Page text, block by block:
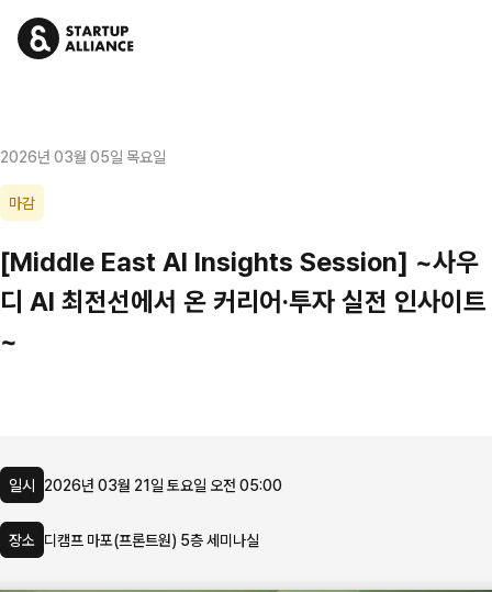
2026년 03월 05일 목요일
마감
[Middle East AI Insights Session] ~사우
디 AI 최전선에서 온 커리어·투자 실전 인사이트
~
일시 2026년 03월 21일 토요일 오전 05:00
장소 디캠프 마포(프론트원) 5층 세미나실